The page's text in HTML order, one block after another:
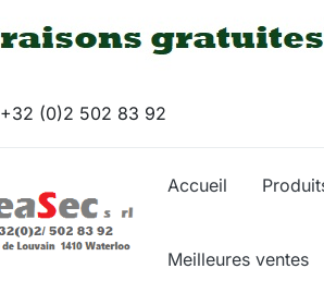
+32 (0)2 502 83 92
Accueil
Meilleures ventes